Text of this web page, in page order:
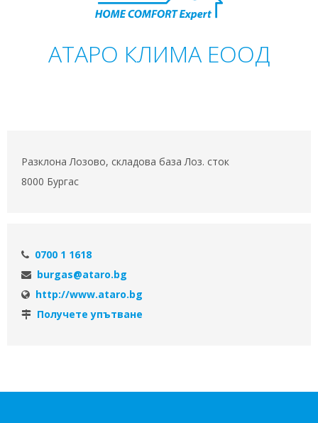
АТАРО КЛИМА ЕООД
Разклона Лозово, складова база Лоз. сток
8000 Бургас
0700 1 1618
burgas@ataro.bg
http://www.ataro.bg
Получете упътване